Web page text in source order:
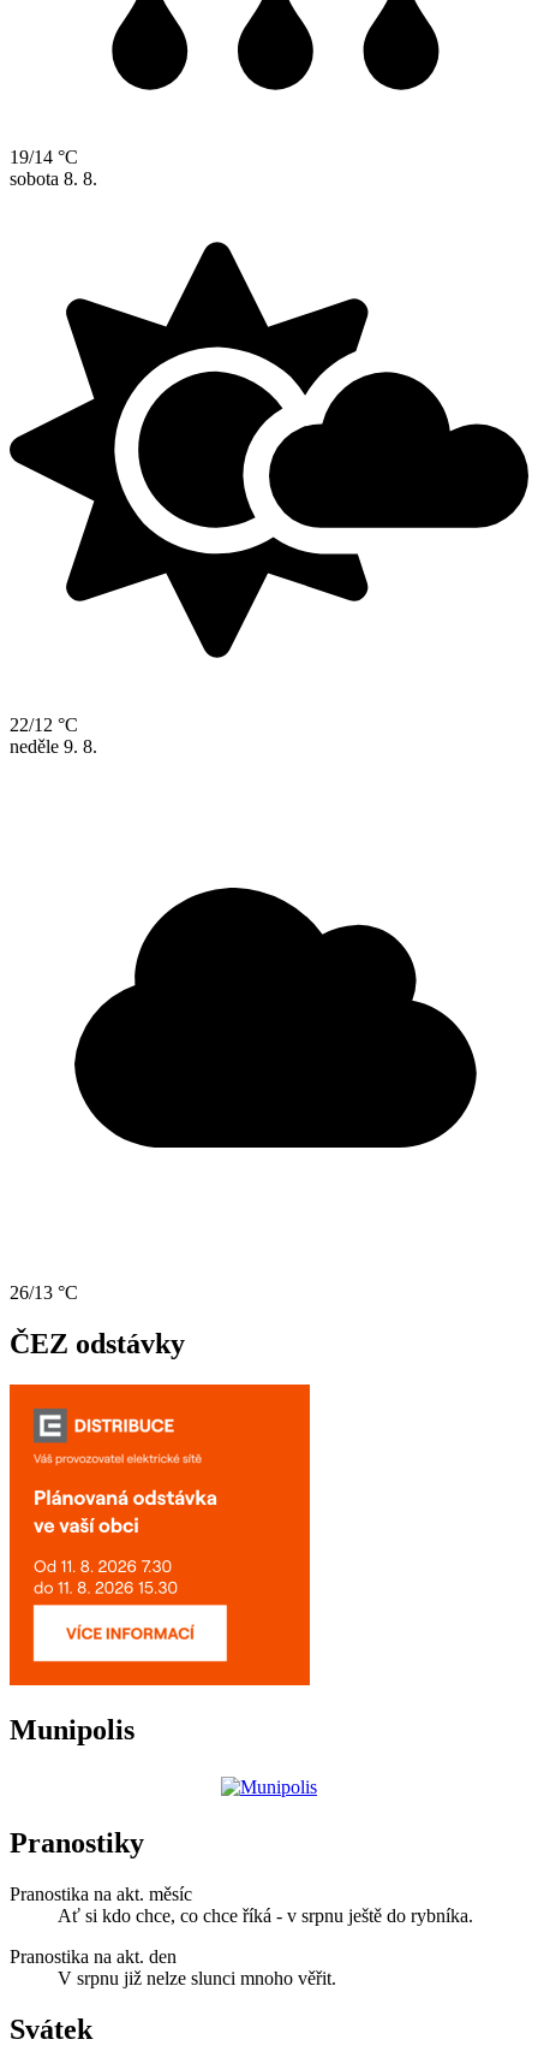
19/14 °C
sobota 8. 8.
22/12 °C
neděle 9. 8.
26/13 °C
ČEZ odstávky
Munipolis
Pranostiky
Pranostika na akt. měsíc
Ať si kdo chce, co chce říká - v srpnu ještě do rybníka.
Pranostika na akt. den
V srpnu již nelze slunci mnoho věřit.
Svátek